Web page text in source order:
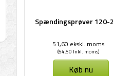
Spændingsprøver 120-
51,60 ekskl. moms
(64,50 Inkl. moms)
Køb nu